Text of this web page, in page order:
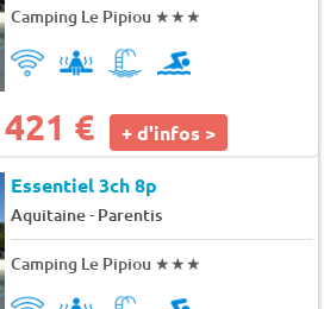
Camping Le Pipiou ★★★
421 € + d'infos >
Essentiel 3ch 8p
Aquitaine- Parentis
Camping Le Pipiou ★★★